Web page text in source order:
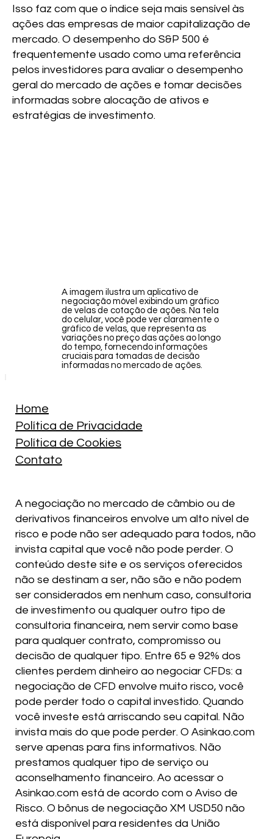
Isso faz com que o índice seja mais sensível às
ações das empresas de maior capitalização de
mercado. O desempenho do S&P 500 é
frequentemente usado como uma referência
pelos investidores para avaliar o desempenho
geral do mercado de ações e tomar decisões
informadas sobre alocação de ativos e
estratégias de investimento.
A imagem ilustra um aplicativo de
negociação móvel exibindo um gráfico
de velas de cotação de ações. Na tela
do celular, você pode ver claramente o
gráfico de velas, que representa as
variações no preço das ações ao longo
do tempo, fornecendo informações
cruciais para tomadas de decisão
informadas no mercado de ações.
Home
Política de Privacidade
Política de Cookies
Contato
A negociação no mercado de câmbio ou de
derivativos financeiros envolve um alto nível de
risco e pode não ser adequado para todos, não
invista capital que você não pode perder. O
conteúdo deste site e os serviços oferecidos
não se destinam a ser, não são e não podem
ser considerados em nenhum caso, consultoria
de investimento ou qualquer outro tipo de
consultoria financeira, nem servir como base
para qualquer contrato, compromisso ou
decisão de qualquer tipo. Entre 65 e 92% dos
clientes perdem dinheiro ao negociar CFDs: a
negociação de CFD envolve muito risco, você
pode perder todo o capital investido. Quando
você investe está arriscando seu capital. Não
invista mais do que pode perder. O Asinkao.com
serve apenas para fins informativos. Não
prestamos qualquer tipo de serviço ou
aconselhamento financeiro. Ao acessar o
Asinkao.com está de acordo com o Aviso de
Risco. O bônus de negociação XM USD50 não
está disponível para residentes da União